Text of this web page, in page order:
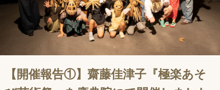
【開催報告①】齋藤佳津子『極楽あそ